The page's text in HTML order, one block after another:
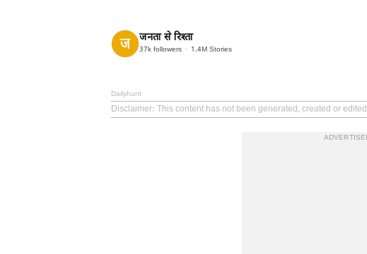
जनता से रिश्ता
37k followers 1.4M Stories
Dailyhunt
Disclaimer: This content has not been generated, created or